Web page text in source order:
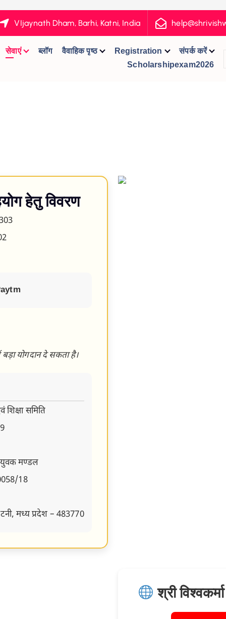
VIjaynath Dham, Barhi, Katni, India
सेवाएं ब्लॉग वैवाहिक पृष्ठ Registration
संपर्क करें
Scholarshipexam2026
हेतु विवरण
योगदान दे सकता है।
शिक्षा समिति
मण्डल
18
मध्य प्रदेश – 483770
श्री